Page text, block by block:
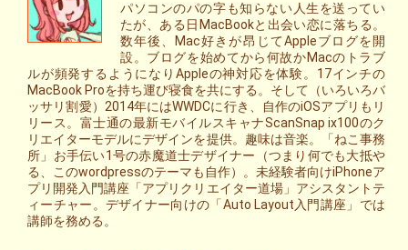
パソコンのパの字も知らない人生を送ってい
たが、ある日MacBookと出会い恋に落ちる。
数年後、Mac好きが昂じてAppleブログを開
設。ブログを始めてから何故かMacのトラブ
ルが頻発するようになりAppleの神対応を体験。17インチの
MacBook Proを持ち運び寝食を共にする。そして（いろいろバ
ッサリ割愛）2014年にはWWDCに行き、自作のiOSアプリもリ
リース。富士通の最新モバイルスキャナScanSnap ix100のク
リエイターモデルにデザインを提供。趣味は音楽。「ねこ事務
所」お手伝い1号の赤魔道士デザイナー（つまり何でも大抵や
る、このwordpressのテーマも自作）。未経験者向けiPhoneア
プリ開発入門講座「アプリクリエイター道場」アシスタントテ
ィーチャー。デザイナー向けの「Auto Layout入門講座」では
講師を務める。